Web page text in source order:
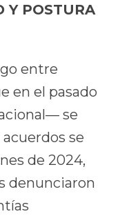
Y POSTURA
entre
en el pasado
se
se
de 2024,
denunciaron